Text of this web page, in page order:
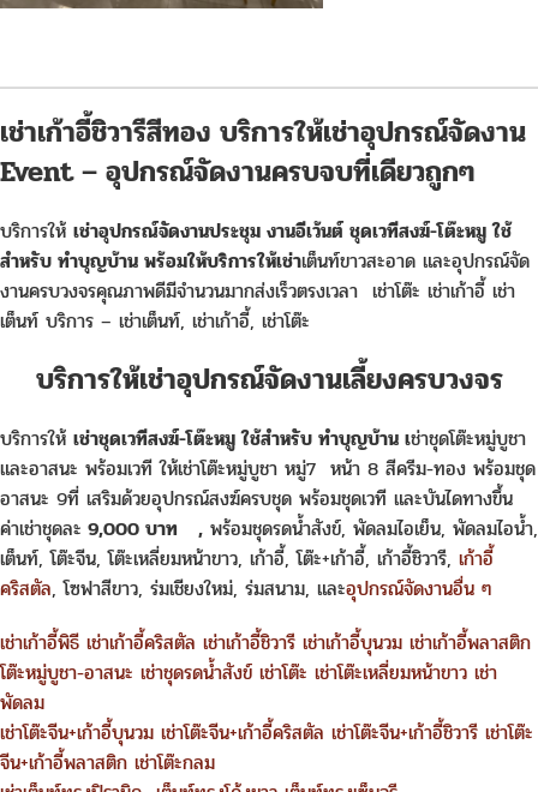
เช่าเก้าอี้ชิวารีสีทอง บริการให้เช่าอุปกรณ์จัดงาน
Event – อุปกรณ์จัดงานครบจบที่เดียวถูกๆ
บริการให้ เช่าอุปกรณ์จัดงานประชุม งานอีเว้นต์ ชุดเวทีสงฆ์-โต๊ะหมู ใช้
สำหรับ ทำบุญบ้าน พร้อมให้บริการให้เช่าเต็นท์ขาวสะอาด และอุปกรณ์จัด
งานครบวงจรคุณภาพดีมีจำนวนมากส่งเร็วตรงเวลา เช่าโต๊ะ เช่าเก้าอี้ เช่า
เต็นท์ บริการ – เช่าเต็นท์, เช่าเก้าอี้, เช่าโต๊ะ
บริการให้เช่าอุปกรณ์จัดงานเลี้ยงครบวงจร
บริการให้ เช่าชุดเวทีสงฆ์-โต๊ะหมู ใช้สำหรับ ทำบุญบ้าน เช่าชุดโต๊ะหมู่บูชา
และอาสนะ พร้อมเวที ให้เช่าโต๊ะหมู่บูชา หมู่7 หน้า 8 สีครีม-ทอง พร้อมชุด
อาสนะ 9ที่ เสริมด้วยอุปกรณ์สงฆ์ครบชุด พร้อมชุดเวที และบันไดทางขึ้น
ค่าเช่าชุดละ 9,000 บาท , พร้อมชุดรดน้ำสังข์, พัดลมไอเย็น, พัดลมไอน้ำ,
เต็นท์, โต๊ะจีน, โต๊ะเหลี่ยมหน้าขาว, เก้าอี้, โต๊ะ+เก้าอี้, เก้าอี้ชิวารี, เก้าอี้
คริสตัล, โซฟาสีขาว, ร่มเชียงใหม่, ร่มสนาม, และอุปกรณ์จัดงานอื่น ๆ
เช่าเก้าอี้พิธี เช่าเก้าอี้คริสตัล เช่าเก้าอี้ชิวารี เช่าเก้าอี้บุนวม เช่าเก้าอี้พลาสติก
โต๊ะหมู่บูชา-อาสนะ เช่าชุดรดน้ำสังข์ เช่าโต๊ะ เช่าโต๊ะเหลี่ยมหน้าขาว เช่า
พัดลม
เช่าโต๊ะจีน+เก้าอี้บุนวม เช่าโต๊ะจีน+เก้าอี้คริสตัล เช่าโต๊ะจีน+เก้าอี้ชิวารี เช่าโต๊ะ
จีน+เก้าอี้พลาสติก เช่าโต๊ะกลม